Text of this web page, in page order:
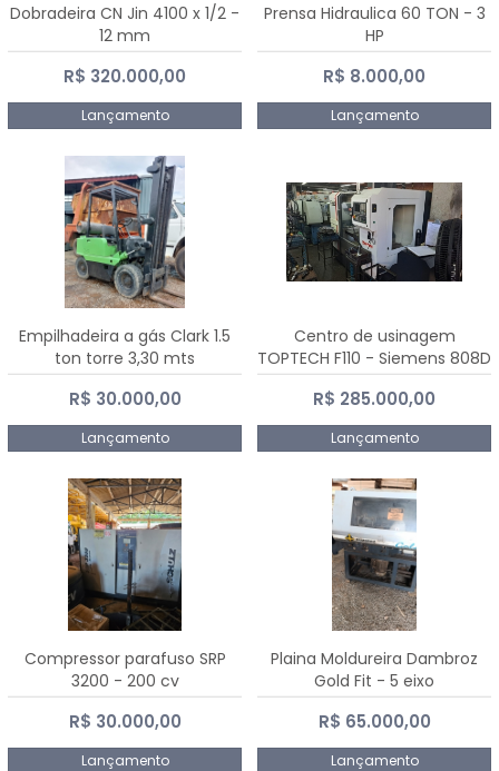
Dobradeira CN Jin 4100 x 1/2 -
12 mm
R$ 320.000,00
Lançamento
Prensa Hidraulica 60 TON - 3
HP
R$ 8.000,00
Lançamento
Empilhadeira a gás Clark 1.5
ton torre 3,30 mts
R$ 30.000,00
Lançamento
Centro de usinagem
TOPTECH F110 - Siemens 808D
Advanced
R$ 285.000,00
Lançamento
Compressor parafuso SRP
3200 - 200 cv
R$ 30.000,00
Lançamento
Plaina Moldureira Dambroz
Gold Fit - 5 eixo
R$ 65.000,00
Lançamento